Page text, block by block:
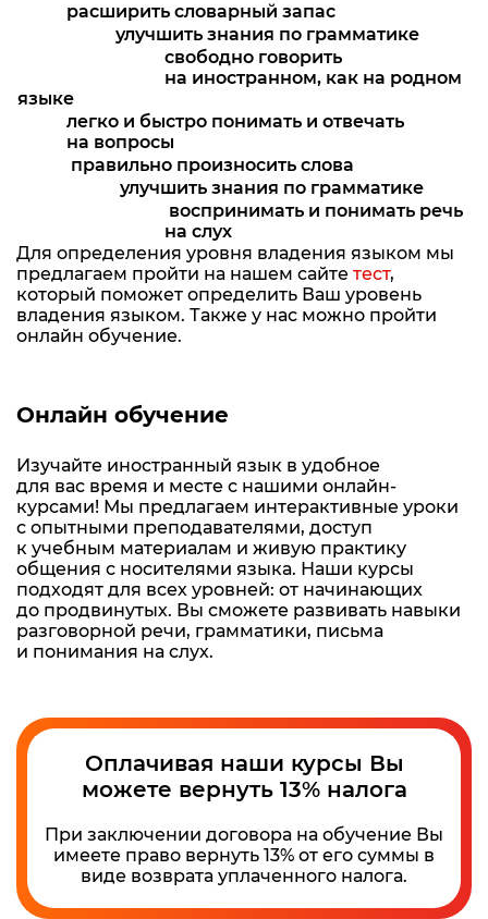
расширить словарный запас
улучшить знания по грамматике
свободно говорить
на иностранном, как на родном
языке
легко и быстро понимать и отвечать
на вопросы
правильно произносить слова
улучшить знания по грамматике
воспринимать и понимать речь
на слух
Для определения уровня владения языком мы
предлагаем пройти на нашем сайте тест,
который поможет определить Ваш уровень
владения языком. Также у нас можно пройти
онлайн обучение.
Онлайн обучение
Изучайте иностранный язык в удобное
для вас время и месте с нашими онлайн-
курсами! Мы предлагаем интерактивные уроки
с опытными преподавателями, доступ
к учебным материалам и живую практику
общения с носителями языка. Наши курсы
подходят для всех уровней: от начинающих
до продвинутых. Вы сможете развивать навыки
разговорной речи, грамматики, письма
и понимания на слух.
Оплачивая наши курсы Вы
можете вернуть 13% налога
При заключении договора на обучение Вы
имеете право вернуть 13% от его суммы в
виде возврата уплаченного налога.